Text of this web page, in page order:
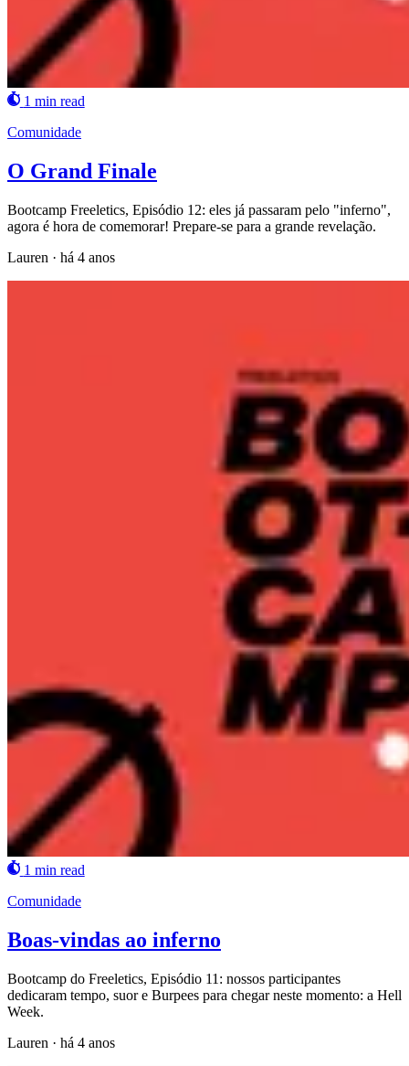
1 min read
Comunidade
O Grand Finale
Bootcamp Freeletics, Episódio 12: eles já passaram pelo "inferno",
agora é hora de comemorar! Prepare-se para a grande revelação.
Lauren · há 4 anos
1 min read
Comunidade
Boas-vindas ao inferno
Bootcamp do Freeletics, Episódio 11: nossos participantes
dedicaram tempo, suor e Burpees para chegar neste momento: a Hell
Week.
Lauren · há 4 anos